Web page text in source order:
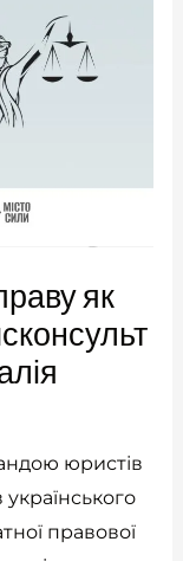
як
юристів
правової